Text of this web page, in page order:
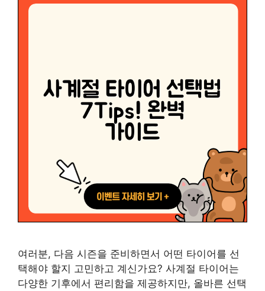
여러분, 다음 시즌을 준비하면서 어떤 타이어를 선
택해야 할지 고민하고 계신가요? 사계절 타이어는
다양한 기후에서 편리함을 제공하지만, 올바른 선택